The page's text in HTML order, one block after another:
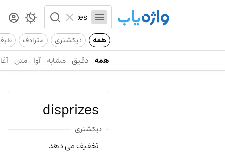
همه دیکشنری مترادف
همه دقیق مشابه آوا متن
disprizes
دیکشنری
تخفیف می دهد